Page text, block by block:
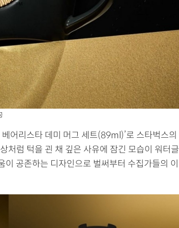
어리스타 데미 머그 세트(89ml)’로 스타벅스의
처럼 턱을 괸 채 깊은 사유에 잠긴 모습이 워터글
공존하는 디자인으로 벌써부터 수집가들의 이